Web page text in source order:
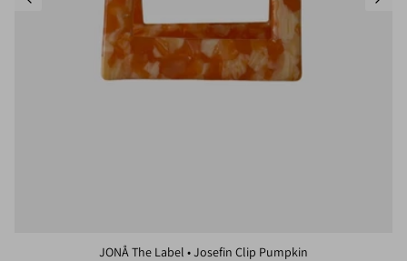
JONÅ The Label • Josefin Clip Pumpkin